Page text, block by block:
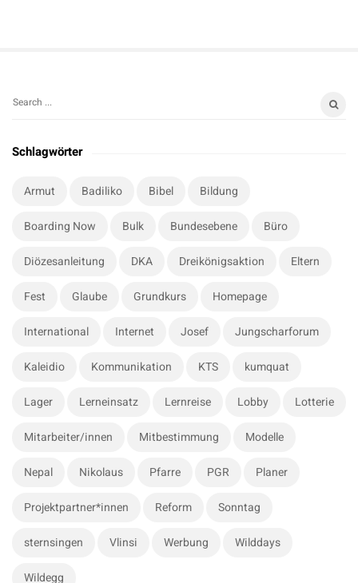
S
t
S
a
Schlagwörter
Armut Badiliko Bibel Bildung
Boarding Now Bulk Bundesebene Büro
Diözesanleitung DKA Dreikönigsaktion Eltern
Fest Glaube Grundkurs Homepage
International Internet Josef Jungscharforum
Kaleidio Kommunikation KTS kumquat
Lager Lerneinsatz Lernreise Lobby Lotterie
Mitarbeiter/innen Mitbestimmung Modelle
Nepal Nikolaus Pfarre PGR Planer
Projektpartner*innen Reform Sonntag
sternsingen Vlinsi Werbung Wilddays
Wildegg